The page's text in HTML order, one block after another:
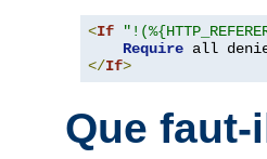
<If
Require
</If>
Que